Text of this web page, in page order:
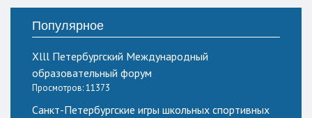
Популярное
Xlll Петербургский Международный
образовательный форум
Просмотров: 11373
Санкт-Петербургские игры школьных спортивных